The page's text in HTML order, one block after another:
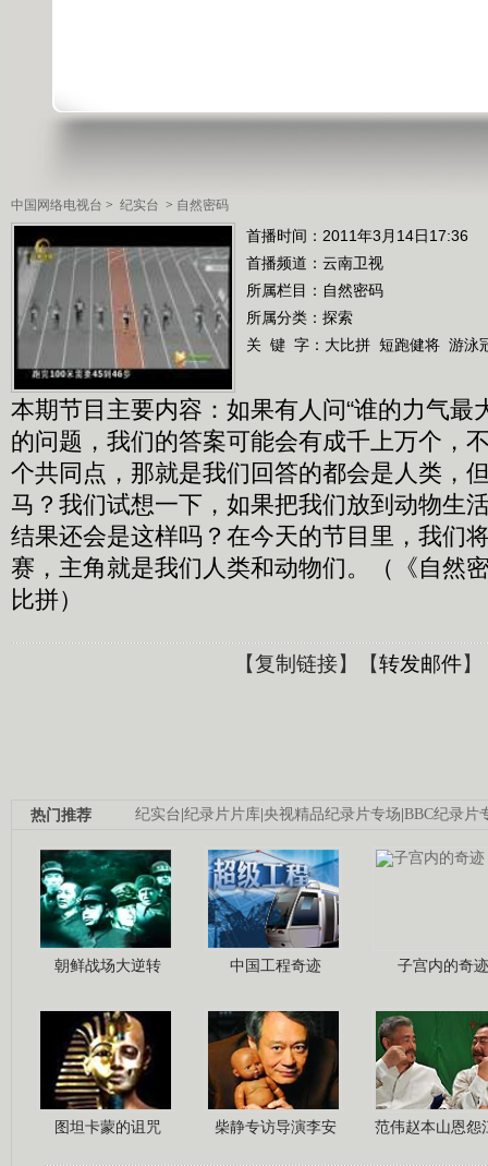
中国网络电视台 > 纪实台 > 自然密码
首播时间：2011年3月14日17:36
首播频道： 云南卫视
所属栏目： 自然密码
所属分类：探索
关 键 字： 大比拼 短跑健将 游泳
本期节目主要内容：如果有人问“谁的力气最
的问题，我们的答案可能会有成千上万个，
个共同点，那就是我们回答的都会是人类，
马？我们试想一下，如果把我们放到动物生
结果还会是这样吗？在今天的节目里，我们
赛，主角就是我们人类和动物们。（《自然
比拼）
【复制链接】【转发邮件】
纪实台 纪录片片库 央视精品纪录片专场 BBC纪录片
热门推荐
朝鲜战场大逆转 中国工程奇迹 子宫内的奇迹
图坦卡蒙的诅咒 柴静专访导演李安 范伟赵本山恩怨